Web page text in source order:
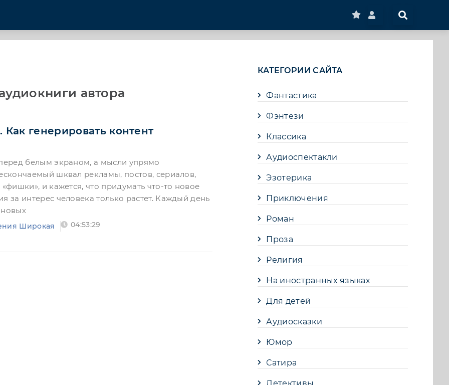
автора
генерировать контент
белым экраном, а мысли упрямо
шквал рекламы, постов, сериалов,
и кажется, что придумать что-то новое
за интерес человека только растет. Каждый день
новых
Широкая 04:53:29
КАТЕГОРИИ САЙТА
Фантастика
Фэнтези
Классика
Аудиоспектакли
Эзотерика
Приключения
Роман
Проза
Религия
На иностранных языках
Для детей
Аудиосказки
Юмор
Сатира